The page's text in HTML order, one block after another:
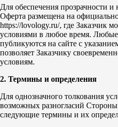
Для обеспечения прозрачности
Оферта размещена на
https://lovology.ru/, где Заказчик
условиями в любое время.
публикуются на сайте с
позволяет Заказчику
условиям.
2. Термины и определения
Для однозначного толкования
возможных разногласий Стороны
следующие термины и их